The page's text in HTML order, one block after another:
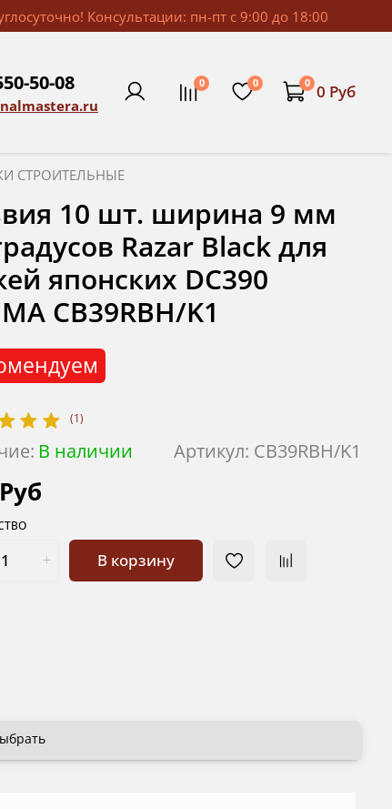
Консультации: пн-пт с 9:00 до 18:00
50-08 0 0 0 0 Руб
СТРОИТЕЛЬНЫЕ
(1)
Артикул: CB39RBH/K1
В наличии
10 шт. ширина 9 мм
Razar Black для
японских DC390
CB39RBH/K1
В корзину